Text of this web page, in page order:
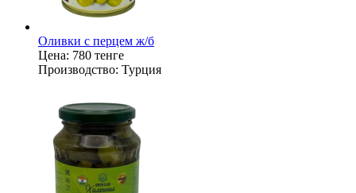
Оливки с перцем ж/б
Цена: 780 тенге
Производство: Турция